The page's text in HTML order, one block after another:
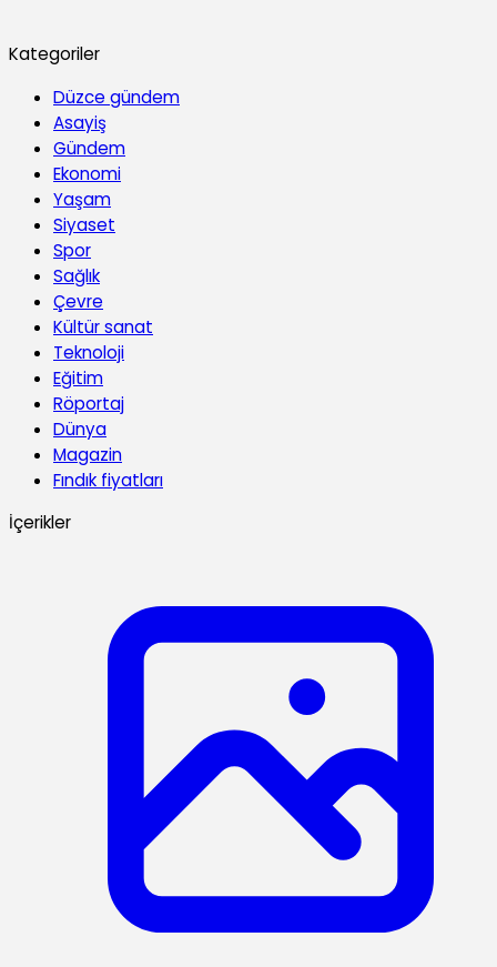
Kategoriler
Düzce gündem
Asayiş
Gündem
Ekonomi
Yaşam
Siyaset
Spor
Sağlık
Çevre
Kültür sanat
Teknoloji
Eğitim
Röportaj
Dünya
Magazin
Fındık fiyatları
İçerikler